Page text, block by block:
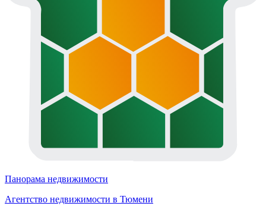
Панорама недвижимости
Агентство недвижимости в Тюмени